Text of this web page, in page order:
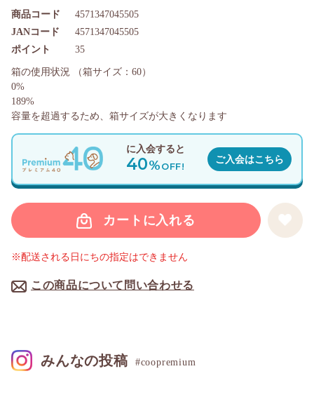
商品コード 4571347045505
ポイント 35
JANコード 4571347045505
カートに入れる
この商品について問い合わせる
※配送される日にちの指定はできません
に入会すると
40%OFF!
ご入会はこちら
箱の使用状況
（箱サイズ：60）
0%
189%
容量を超過するため、箱サイズが大きくなります
みんなの投稿 #coopremium